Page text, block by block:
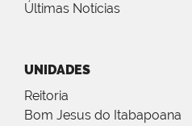
Últimas Notícias
UNIDADES
Reitoria
Bom Jesus do Itabapoana